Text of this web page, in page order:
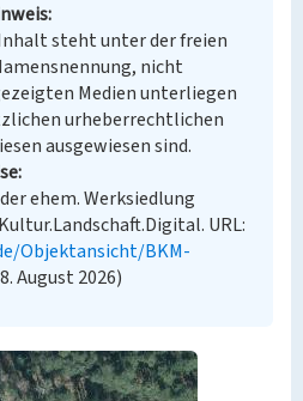
steht unter der freien
nicht
Medien unterliegen
urheberrechtlichen
ausgewiesen sind.
ehem. Werksiedlung
URL:
Objektansicht/BKM-
August 2026)